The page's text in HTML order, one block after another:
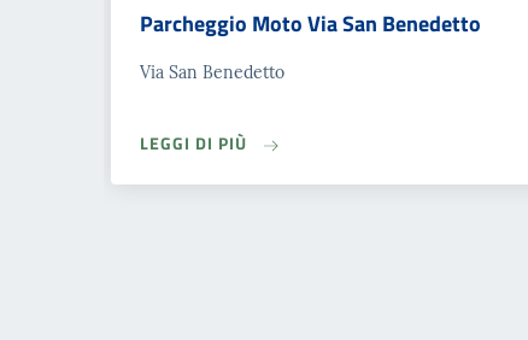
Parcheggio Moto Via San Benedetto
Via San Benedetto
LEGGI DI PIÙ